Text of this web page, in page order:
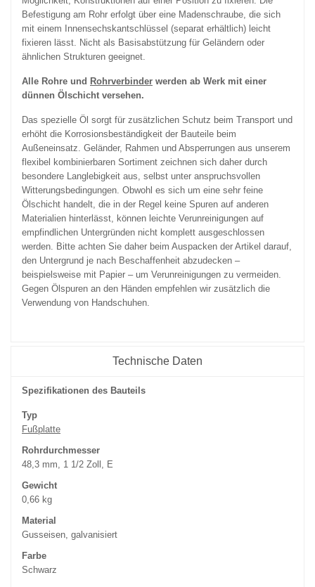
Befestigung am Rohr erfolgt über eine Madenschraube, die sich
mit einem Innensechskantschlüssel (separat erhältlich) leicht
fixieren lässt. Nicht als Basisabstützung für Geländern oder
ähnlichen Strukturen geeignet.
Alle Rohre und Rohrverbinder werden ab Werk mit einer
dünnen Ölschicht versehen.
Das spezielle Öl sorgt für zusätzlichen Schutz beim Transport und
erhöht die Korrosionsbeständigkeit der Bauteile beim
Außeneinsatz. Geländer, Rahmen und Absperrungen aus unserem
flexibel kombinierbaren Sortiment zeichnen sich daher durch
besondere Langlebigkeit aus, selbst unter anspruchsvollen
Witterungsbedingungen. Obwohl es sich um eine sehr feine
Ölschicht handelt, die in der Regel keine Spuren auf anderen
Materialien hinterlässt, können leichte Verunreinigungen auf
empfindlichen Untergründen nicht komplett ausgeschlossen
werden. Bitte achten Sie daher beim Auspacken der Artikel darauf,
den Untergrund je nach Beschaffenheit abzudecken –
beispielsweise mit Papier – um Verunreinigungen zu vermeiden.
Gegen Ölspuren an den Händen empfehlen wir zusätzlich die
Verwendung von Handschuhen.
Technische Daten
Spezifikationen des Bauteils
Typ
Fußplatte
Rohrdurchmesser
48,3 mm, 1 1/2 Zoll, E
Gewicht
0,66 kg
Material
Gusseisen, galvanisiert
Farbe
Schwarz